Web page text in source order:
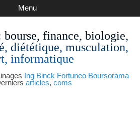
bourse, finance, biologie,
diététique, musculation,
informatique
Ing Binck Fortuneo Boursorama
articles, coms
Menu